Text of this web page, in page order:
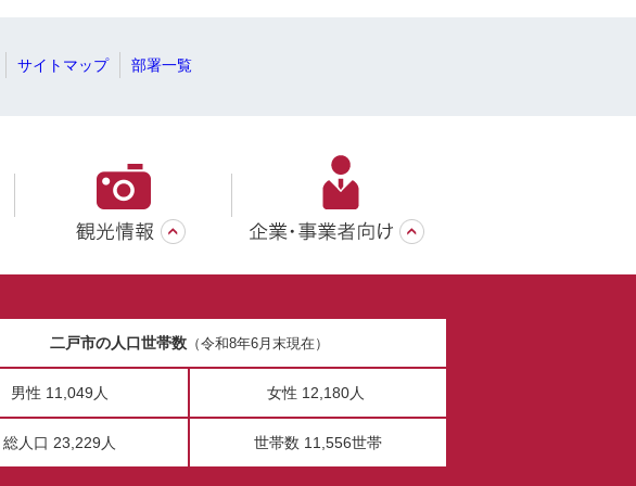
サイトマップ 部署一覧
二戸市の人口世帯数（令和8年6月末現在）
男性 11,049人 女性 12,180人
総人口 23,229人 世帯数 11,556世帯